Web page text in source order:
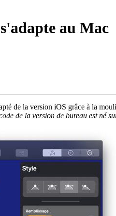
au Mac
de la version iOS grâce à la
de la version de bureau est né